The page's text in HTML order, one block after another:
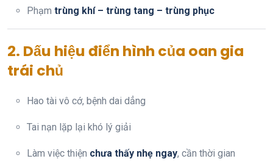
Phạm trùng khí – trùng tang – trùng phục
2. Dấu hiệu điển hình của oan gia
trái chủ
Hao tài vô cớ, bệnh dai dẳng
Tai nạn lặp lại khó lý giải
Làm việc thiện chưa thấy nhẹ ngay, cần thời gian